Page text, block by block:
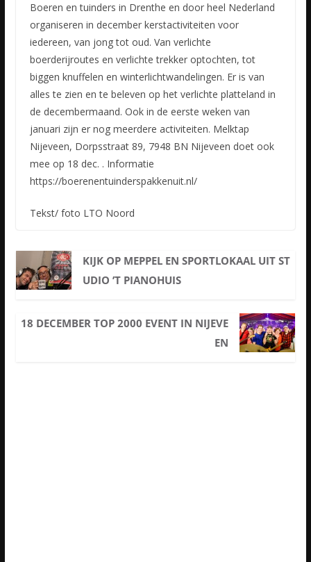
Boeren en tuinders in Drenthe en door heel Nederland
organiseren in december kerstactiviteiten voor
iedereen, van jong tot oud. Van verlichte
boerderijroutes en verlichte trekker optochten, tot
biggen knuffelen en winterlichtwandelingen. Er is van
alles te zien en te beleven op het verlichte platteland in
de decembermaand. Ook in de eerste weken van
januari zijn er nog meerdere activiteiten. Melktap
Nijeveen, Dorpsstraat 89, 7948 BN Nijeveen doet ook
mee op 18 dec. . Informatie
https://boerenentuinderspakkenuit.nl/
Tekst/ foto LTO Noord
KIJK OP MEPPEL EN SPORTLOKAAL UIT ST
UDIO ’T PIANOHUIS
18 DECEMBER TOP 2000 EVENT IN NIJEVE
EN